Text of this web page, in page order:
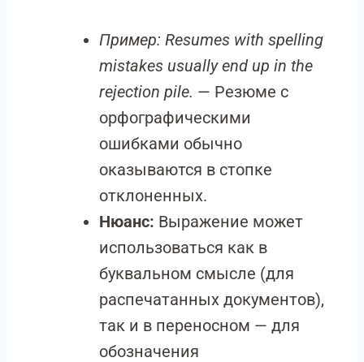
Пример: Resumes with spelling
mistakes usually end up in the
rejection pile. — Резюме с
орфографическими
ошибками обычно
оказываются в стопке
отклоненных.
Нюанс: Выражение может
использоваться как в
буквальном смысле (для
распечатанных документов),
так и в переносном — для
обозначения